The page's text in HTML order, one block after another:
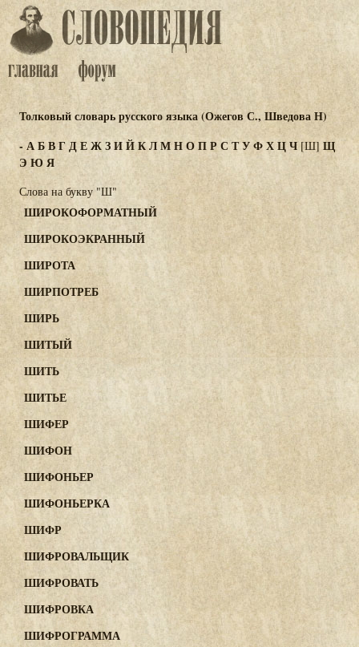
Толковый словарь русского языка (Ожегов С., Шведова Н)
-АБВГДЕЖЗИЙКЛМНОПР СТУФХЦЧ [Ш] Щ
Э Ю Я
Слова на букву "Ш"
ШИРОКОФОРМАТНЫЙ
ШИРОКОЭКРАННЫЙ
ШИРОТА
ШИРПОТРЕБ
ШИРЬ
ШИТЫЙ
ШИТЬ
ШИТЬЕ
ШИФЕР
ШИФОН
ШИФОНЬЕР
ШИФОНЬЕРКА
ШИФР
ШИФРОВАЛЬЩИК
ШИФРОВАТЬ
ШИФРОВКА
ШИФРОГРАММА